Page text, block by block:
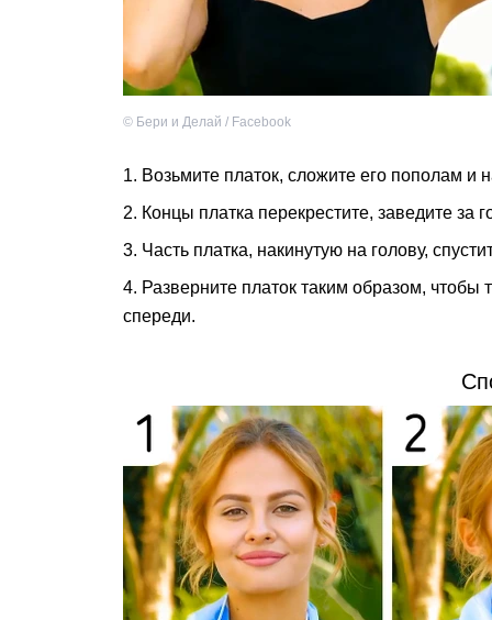
© Бери и Делай / Facebook
1. Возьмите платок, сложите его пополам и
2. Концы платка перекрестите, заведите за
3. Часть платка, накинутую на голову,
4. Разверните платок таким образом, чтобы
спереди.